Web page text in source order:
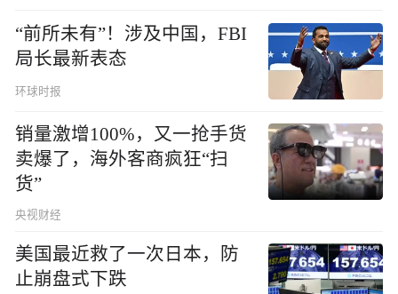
“前所未有”！涉及中国，FBI
局长最新表态
环球时报
销量激增100%，又一抢手货
卖爆了，海外客商疯狂“扫
货”
央视财经
美国最近救了一次日本，防
止崩盘式下跌